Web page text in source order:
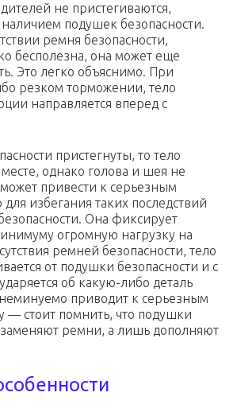
не пристегиваются,
подушек безопасности.
ремня безопасности,
бесполезна, она может еще
Это легко объяснимо. При
резком торможении, тело
направляется вперед с
пристегнуты, то тело
однако голова и шея не
привести к серьезным
избегания таких последствий
Она фиксирует
огромную нагрузку на
ремней безопасности, тело
от подушки безопасности и с
об какую-либо деталь
приводит к серьезным
— стоит помнить, что подушки
заменяют ремни, а лишь дополняют